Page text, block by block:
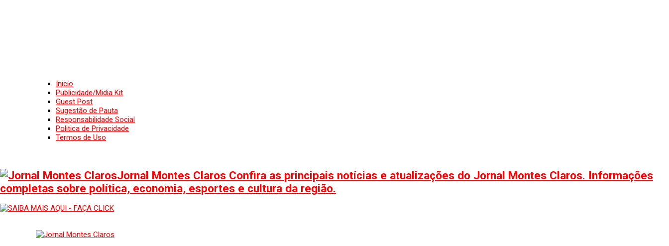
Inicio
Publicidade/Midia Kit
Guest Post
Sugestão de Pauta
Responsabilidade Social
Politica de Privacidade
Termos de Uso
Jornal Montes Claros Confira as principais notícias e atualizações do Jornal Montes Claros. Informações
completas sobre política, economia, esportes e cultura da região.